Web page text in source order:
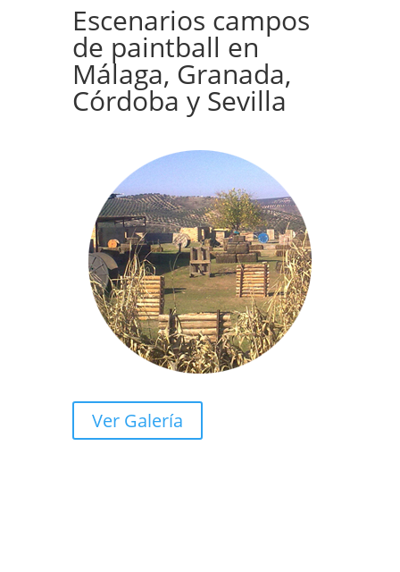
Escenarios campos
de paintball en
Málaga, Granada,
Córdoba y Sevilla
Ver Galería